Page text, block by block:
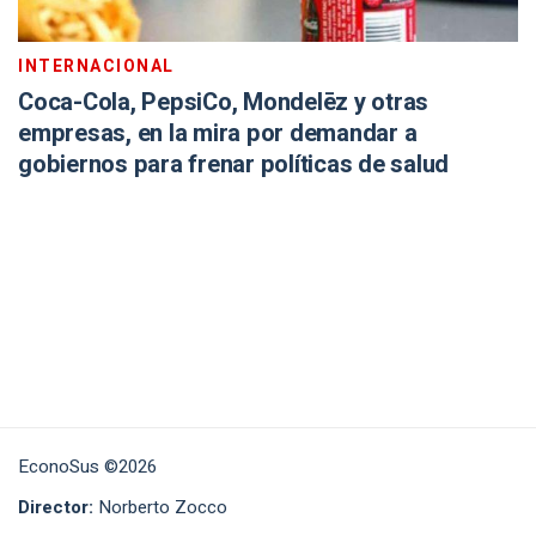
INTERNACIONAL
Coca-Cola, PepsiCo, Mondelēz y otras
empresas, en la mira por demandar a
gobiernos para frenar políticas de salud
EconoSus ©2026
Director: Norberto Zocco